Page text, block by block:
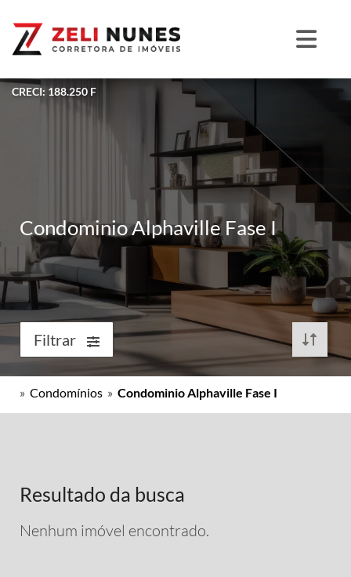
CRECI: 188.250 F
Condominio Alphaville Fase I
Filtrar
» Condomínios » Condominio Alphaville Fase I
Resultado da busca
Nenhum imóvel encontrado.